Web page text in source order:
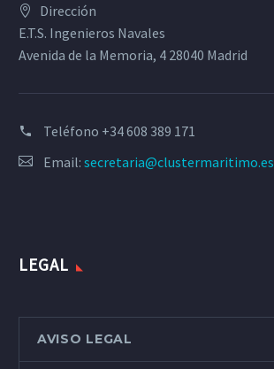
Dirección
E.T.S. Ingenieros Navales
Avenida de la Memoria, 4 28040 Madrid
Teléfono +34 608 389 171
Email: secretaria@clustermaritimo.es
LEGAL
AVISO LEGAL